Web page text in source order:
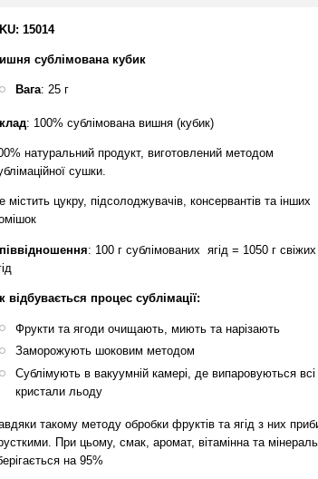
15014
сублімована кубик
Вага: 25 г
: 100% сублімована вишня (кубик)
натуральний продукт, виготовлений методом
сушки.
містить цукру, підсолоджувачів, консервантів та інших
: 100 г сублімованих ягід = 1050 г свіжих
відбувається процес сублімації:
Фрукти та ягоди очищають, миють та нарізають
Заморожують шоковим методом
Сублімують в вакуумній камері, де випаровуються всі
кристали льоду
такому методу обробки фруктів та ягід з них
При цьому, смак, аромат, вітамінна та
на 95%